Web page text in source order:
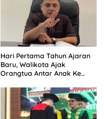
Hari Pertama Tahun Ajaran
Baru, Walikota Ajak
Orangtua Antar Anak Ke